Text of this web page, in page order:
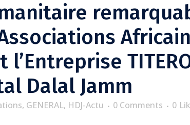
Dalal Jamm
, GENERAL, HDJ-Actu 0 Comments 0